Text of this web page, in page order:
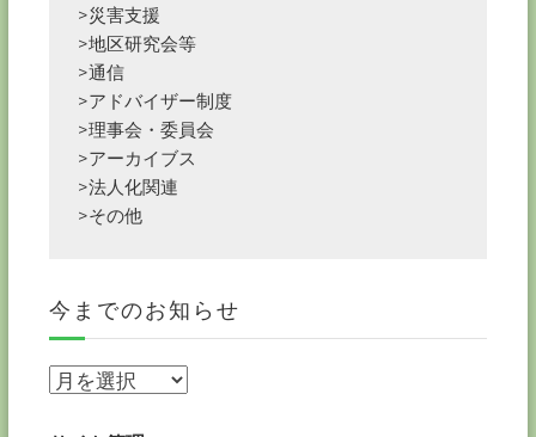
>災害支援
>地区研究会等
>通信
>アドバイザー制度
>理事会・委員会
>アーカイブス
>法人化関連
>その他
今までのお知らせ
今